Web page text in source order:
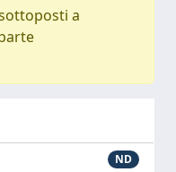
a
ND